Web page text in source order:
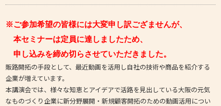
※ご参加希望の皆様には大変申し訳ござませんが、
本セミナーは定員に達しましたため、
申し込みを締め切らさせていただきました。
販路開拓の手段として、最近動画を活用し自社の技術や商品を紹介する
企業が増えています。
本講演会では、様々な知恵とアイデアで活路を見出している大阪の元気
なものづくり企業に新分野展開・新規顧客開拓のための動画活用につい